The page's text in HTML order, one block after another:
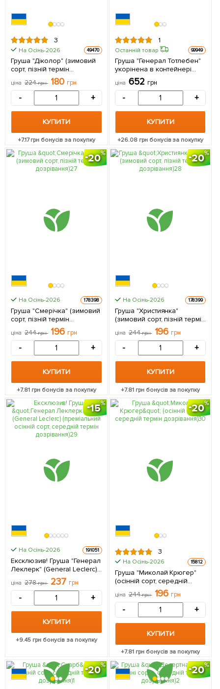
3
На Осінь-2026 49470
Груша "Діколор" (зимовий
сорт, пізній термін
дозрівання) 1 саджанець в
упаковці
ціна 224грн 180 грн
- +
КУПИТИ
+7.17грн бонусів за покупку
1
Останній товар 99949
Груша "Генерал Тотлебен"
укорінена в контейнері
(саджанець 2 роки) 1
саджанець в упаковці
ціна 652 грн
- +
КУПИТИ
+26.08грн бонусів за покупку
20
На Осінь-2026 178398
Груша "Смерічка" (зимовий
сорт, пізній термін
дозрівання) 1 саджанець в
упаковці
ціна 244грн 196 грн
- +
КУПИТИ
+7.81 грн бонусів за покупку
20
На Осінь-2026 178399
Груша "Християнка"
(зимовий сорт, пізній термін
дозрівання) 1 саджанець в
упаковці
ціна 244грн 196 грн
- +
КУПИТИ
+7.81грн бонусів за покупку
15
На Осінь-2026 191051
Ексклюзив! Груша "Генерал
Леклерк" (General Leclerc)
(преміальний осінній сорт,
середній термін
упаковці
ціна 278грн 237 грн
- +
КУПИТИ
+9.45 грн бонусів за покупку
20
3
На Осінь-2026 15812
Груша "Миколай Крюгер"
(осінній сорт, середній
термін дозрівання) 1
саджанець в упаковці
ціна 244грн 196 грн
- +
КУПИТИ
+7.81грн бонусів за покупку
20 20